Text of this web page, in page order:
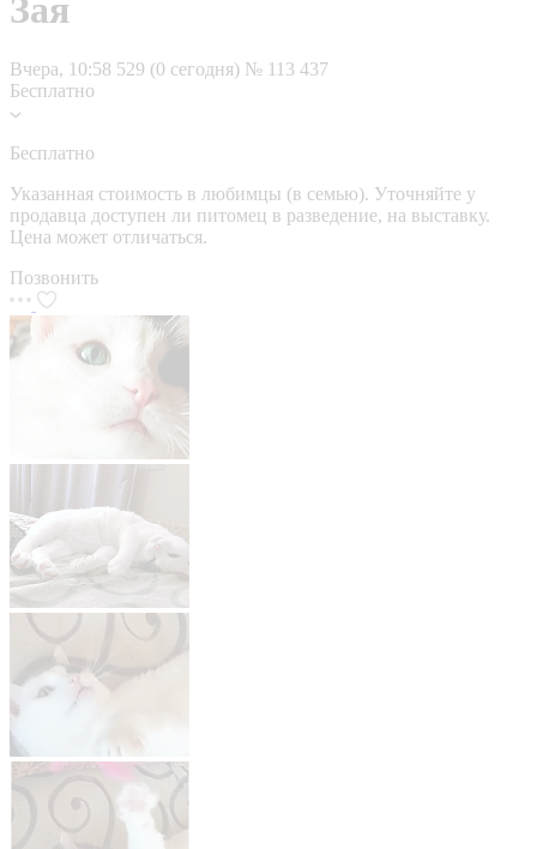
Зая
Вчера, 10:58 529 (0 сегодня) № 113 437
Бесплатно
Бесплатно
Указанная стоимость в любимцы (в семью). Уточняйте у
продавца доступен ли питомец в разведение, на выставку.
Цена может отличаться.
Позвонить